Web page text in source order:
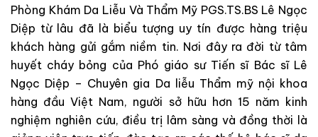
Phòng Khám Da Liễu Và Thẩm Mỹ PGS.TS.BS Lê Ngọc
Diệp từ lâu đã là biểu tượng uy tín được hàng triệu
khách hàng gửi gắm niềm tin. Nơi đây ra đời từ tâm
huyết cháy bỏng của Phó giáo sư Tiến sĩ Bác sĩ Lê
Ngọc Diệp – Chuyên gia Da liễu Thẩm mỹ nội khoa
hàng đầu Việt Nam, người sở hữu hơn 15 năm kinh
nghiệm nghiên cứu, điều trị lâm sàng và đồng thời là